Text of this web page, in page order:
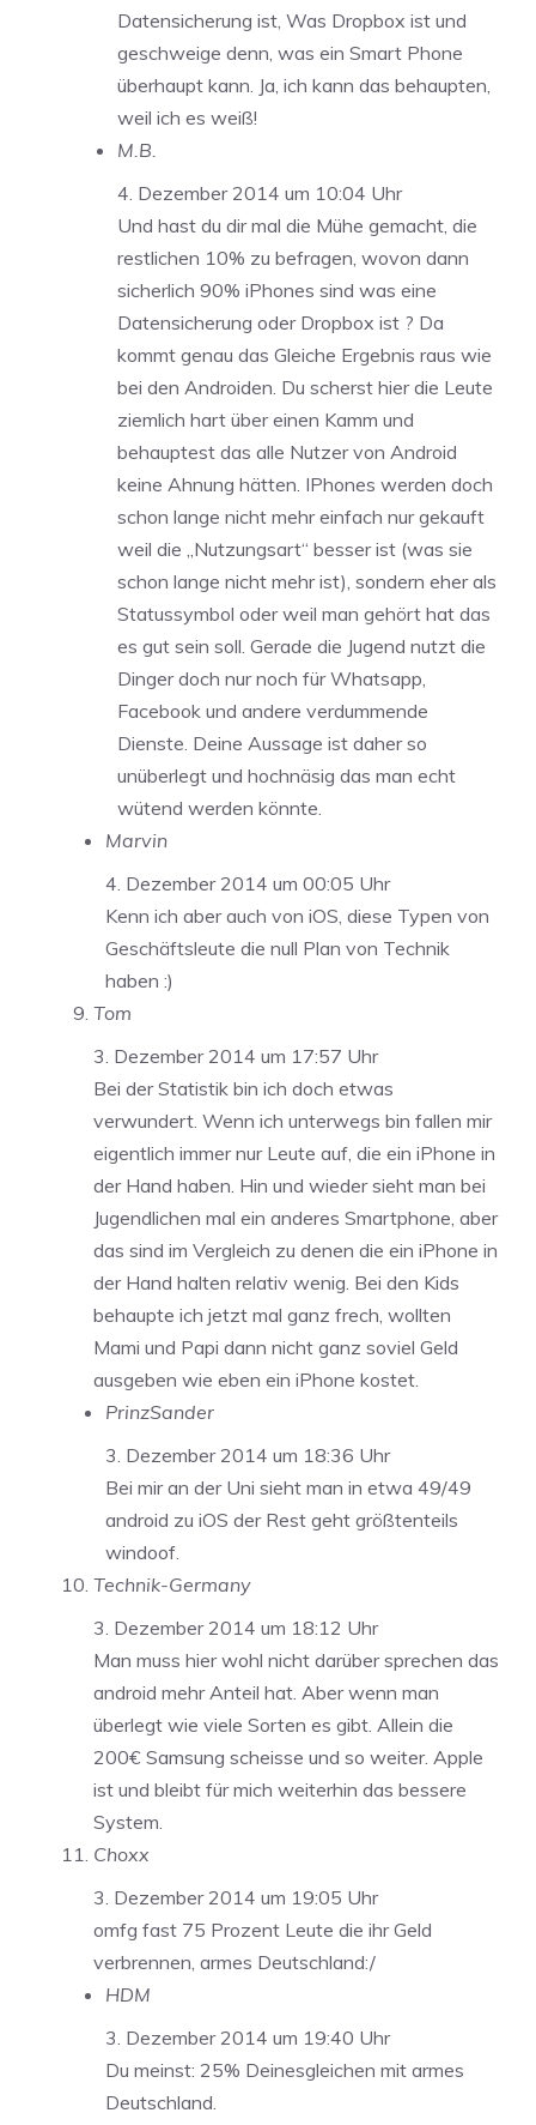
Datensicherung ist, Was Dropbox ist und
geschweige denn, was ein Smart Phone
überhaupt kann. Ja, ich kann das behaupten,
weil ich es weiß!
M.B.
4. Dezember 2014 um 10:04 Uhr
Und hast du dir mal die Mühe gemacht, die
restlichen 10% zu befragen, wovon dann
sicherlich 90% iPhones sind was eine
Datensicherung oder Dropbox ist ? Da
kommt genau das Gleiche Ergebnis raus wie
bei den Androiden. Du scherst hier die Leute
ziemlich hart über einen Kamm und
behauptest das alle Nutzer von Android
keine Ahnung hätten. IPhones werden doch
schon lange nicht mehr einfach nur gekauft
weil die „Nutzungsart“ besser ist (was sie
schon lange nicht mehr ist), sondern eher als
Statussymbol oder weil man gehört hat das
es gut sein soll. Gerade die Jugend nutzt die
Dinger doch nur noch für Whatsapp,
Facebook und andere verdummende
Dienste. Deine Aussage ist daher so
unüberlegt und hochnäsig das man echt
wütend werden könnte.
Marvin
4. Dezember 2014 um 00:05 Uhr
Kenn ich aber auch von iOS, diese Typen von
Geschäftsleute die null Plan von Technik
haben :)
Tom
3. Dezember 2014 um 17:57 Uhr
Bei der Statistik bin ich doch etwas
verwundert. Wenn ich unterwegs bin fallen mir
eigentlich immer nur Leute auf, die ein iPhone in
der Hand haben. Hin und wieder sieht man bei
Jugendlichen mal ein anderes Smartphone, aber
das sind im Vergleich zu denen die ein iPhone in
der Hand halten relativ wenig. Bei den Kids
behaupte ich jetzt mal ganz frech, wollten
Mami und Papi dann nicht ganz soviel Geld
ausgeben wie eben ein iPhone kostet.
PrinzSander
3. Dezember 2014 um 18:36 Uhr
Bei mir an der Uni sieht man in etwa 49/49
android zu iOS der Rest geht größtenteils
windoof.
Technik-Germany
3. Dezember 2014 um 18:12 Uhr
Man muss hier wohl nicht darüber sprechen das
android mehr Anteil hat. Aber wenn man
überlegt wie viele Sorten es gibt. Allein die
200€ Samsung scheisse und so weiter. Apple
ist und bleibt für mich weiterhin das bessere
System.
Choxx
3. Dezember 2014 um 19:05 Uhr
omfg fast 75 Prozent Leute die ihr Geld
verbrennen, armes Deutschland:/
HDM
3. Dezember 2014 um 19:40 Uhr
Du meinst: 25% Deinesgleichen mit armes
Deutschland.